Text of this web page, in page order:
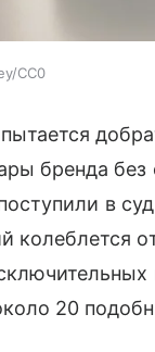
CC0
бренда без
в
колеблется
20